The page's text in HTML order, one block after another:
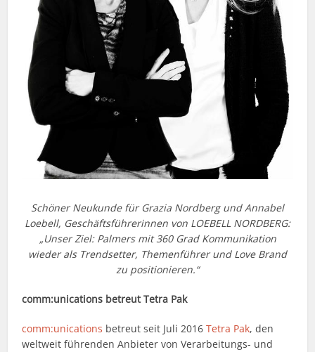
Schöner Neukunde für Grazia Nordberg und Annabel
Loebell, Geschäftsführerinnen von LOEBELL NORDBERG:
„Unser Ziel: Palmers mit 360 Grad Kommunikation
wieder als Trendsetter, Themenführer und Love Brand
zu positionieren.“
comm:unications betreut Tetra Pak
comm:unications betreut seit Juli 2016Tetra Pak, den
weltweit führenden Anbieter von Verarbeitungs- und